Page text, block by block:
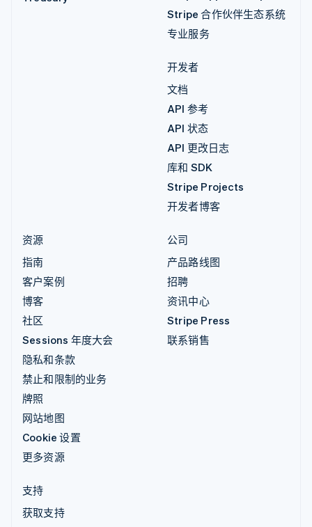
Stripe 合作伙伴生态系统
专业服务
开发者
文档
API 参考
API 状态
API 更改日志
库和 SDK
Stripe Projects
开发者博客
资源
指南
客户案例
博客
社区
Sessions 年度大会
隐私和条款
禁止和限制的业务
牌照
网站地图
Cookie 设置
更多资源
公司
产品路线图
招聘
资讯中心
Stripe Press
联系销售
支持
获取支持